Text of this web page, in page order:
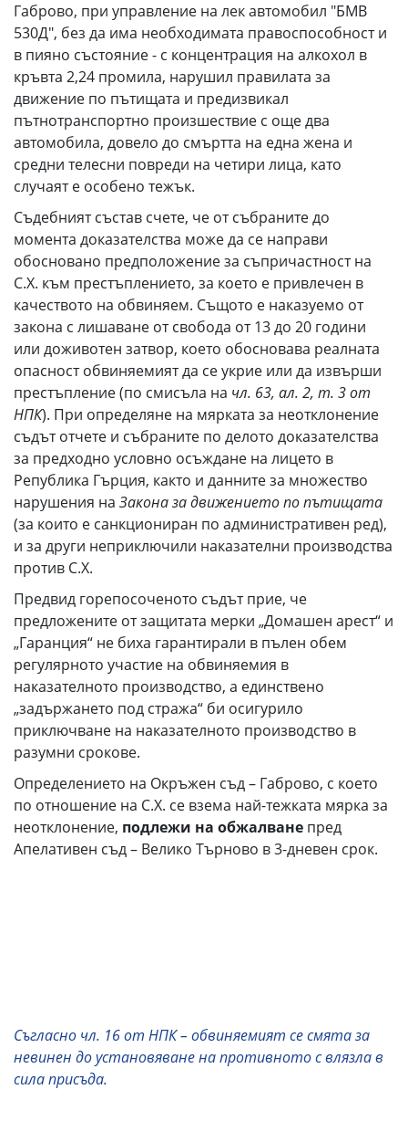
Габрово, при управление на лек автомобил "БМВ
530Д", без да има необходимата правоспособност и
в пияно състояние - с концентрация на алкохол в
кръвта 2,24 промила, нарушил правилата за
движение по пътищата и предизвикал
пътнотранспортно произшествие с още два
автомобила, довело до смъртта на една жена и
средни телесни повреди на четири лица, като
случаят е особено тежък.
Съдебният състав счете, че от събраните до
момента доказателства може да се направи
обосновано предположение за съпричастност на
С.Х. към престъплението, за което е привлечен в
качеството на обвиняем. Същото е наказуемо от
закона с лишаване от свобода от 13 до 20 години
или доживотен затвор, което обосновава реалната
опасност обвиняемият да се укрие или да извърши
престъпление (по смисъла на чл. 63, ал. 2, т. 3 от
НПК). При определяне на мярката за неотклонение
съдът отчете и събраните по делото доказателства
за предходно условно осъждане на лицето в
Република Гърция, както и данните за множество
нарушения на Закона за движението по пътищата
(за които е санкциониран по административен ред),
и за други неприключили наказателни производства
против С.Х.
Предвид горепосоченото съдът прие, че
предложените от защитата мерки „Домашен арест“ и
„Гаранция“ не биха гарантирали в пълен обем
регулярното участие на обвиняемия в
наказателното производство, а единствено
„задържането под стража“ би осигурило
приключване на наказателното производство в
разумни срокове.
Определението на Окръжен съд – Габрово, с което
по отношение на С.Х. се взема най-тежката мярка за
неотклонение, подлежи на обжалване пред
Апелативен съд – Велико Търново в 3-дневен срок.
Съгласно чл. 16 от НПК – обвиняемият се смята за
невинен до установяване на противното с влязла в
сила присъда.